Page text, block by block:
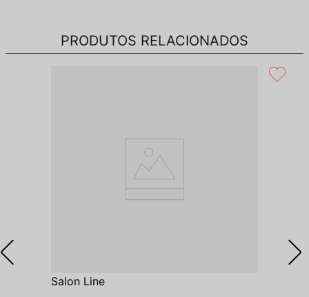
PRODUTOS RELACIONADOS
Salon Line